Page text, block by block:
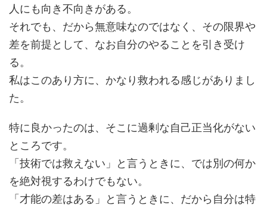
人にも向き不向きがある。
それでも、だから無意味なのではなく、その限界や
差を前提として、なお自分のやることを引き受け
る。
私はこのあり方に、かなり救われる感じがありまし
た。
特に良かったのは、そこに過剰な自己正当化がない
ところです。
「技術では救えない」と言うときに、では別の何か
を絶対視するわけでもない。
「才能の差はある」と言うときに、だから自分は特